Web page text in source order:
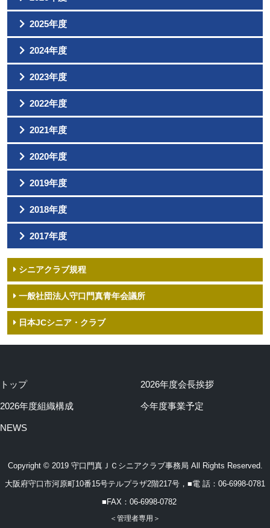
2026年度 7月臨時総会・臨時総会懇親会を開催しました
2026年度 新入会員歓迎会を開催しました
守口門真JCシニアクラブ 新入会員歓迎会のご案内
守口門真青年会議所主催 新年交歓会に参加いたしました
2026年度 1月定時総会を開催しました
2025年度
2025年度 最後の事業「大忘年会」を開催しました
守口門真ＪＣシニアクラブもりかど交流会を開催しました。
守口門真青年会議所主催「ジャガイモゴルフコンペ（春）」に
参加しました！
守口門真JCシニアクラブ 新入会員歓迎会を開催しました
守口門真青年会議所 新年交歓会に参加して
2024年度
忘年会のご報告
親睦会のご報告
2024年度臨時総会・総会懇親会報告
現役交流会のご報告
2024年度 新入会員歓迎会のご案内
2023年度
2023年度望年会が開催のご報告
２０２３年度 守門シニア 親睦旅行(伊勢)のご報告
２０２３年度臨時総会・総会懇親会のご報告
２０２３年度臨時総会のお知らせ
2023年度 新入会員歓迎会のご報告
2022年度
忘年会が開催されました。
忘年会のご案内
親睦旅行報告
親睦旅行開催のご案内
2022年度臨時総会・総会懇親会報告
2021年度
守口門真JCシニアクラブ新入会員歓迎会・忘年会のご案内
守口門真JCシニアクラブ親睦ゴルフコンペ
2021年度臨時総会開催報告
2021年度臨時総会のお知らせ
2021年度 近畿地区シニア大会 彦根大会のご案内
2020年度
新入会員歓迎会&忘年会が開催されました。
現役12月度例会(卒業式)のご案内
新入会員歓迎会&忘年会のお知らせ
現役2020年度11月度事業に参加しました。
親睦ゴルフコンペが開催されました。
2019年度
忘年会のお知らせ
～親睦会・臨時総会開催報告～
2019年9月 じゃがいもゴルフコンペのご案内
2019年度1月定時総会報告・新年交歓会報告
2018年度
2018年度11月忘年会事業報告
2018年度 9月親睦旅行事業報告《２日目》
2018年度 9月親睦旅行事業報告
2018年度7月 総会・懇親会
2018年度4月 新入会員歓迎会事業報告
2017年度
2017年度 忘年会事業報告
2017年度 第2回 じゃがいもゴルフコンペ事業報告
2017年度 親睦旅行事業報告
2017年度７月夏季総会事業報告
2017年度新入会員歓迎会事業報告
シニアクラブ規程
一般社団法人守口門真青年会議所
日本JCシニア・クラブ
トップ 2026年度会長挨拶
2026年度組織構成 今年度事業予定
NEWS
Copyright © 2019 守口門真ＪＣシニアクラブ事務局 All Rights Reserved.
大阪府守口市河原町10番15号テルプラザ2階217号，■電 話：06-6998-0781
■FAX：06-6998-0782
＜管理者専用＞